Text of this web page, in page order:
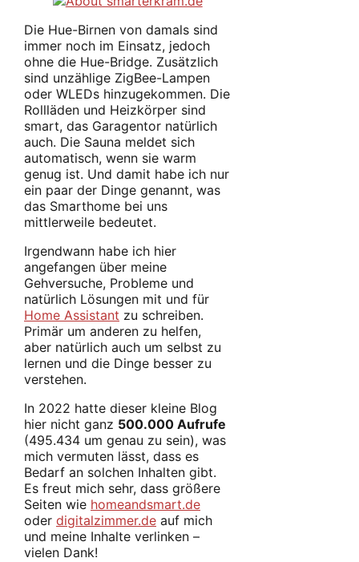
Die Hue-Birnen von damals sind
immer noch im Einsatz, jedoch
ohne die Hue-Bridge. Zusätzlich
sind unzählige ZigBee-Lampen
oder WLEDs hinzugekommen. Die
Rollläden und Heizkörper sind
smart, das Garagentor natürlich
auch. Die Sauna meldet sich
automatisch, wenn sie warm
genug ist. Und damit habe ich nur
ein paar der Dinge genannt, was
das Smarthome bei uns
mittlerweile bedeutet.
Irgendwann habe ich hier
angefangen über meine
Gehversuche, Probleme und
natürlich Lösungen mit und für
Home Assistant zu schreiben.
Primär um anderen zu helfen,
aber natürlich auch um selbst zu
lernen und die Dinge besser zu
verstehen.
In 2022 hatte dieser kleine Blog
hier nicht ganz 500.000 Aufrufe
(495.434 um genau zu sein), was
mich vermuten lässt, dass es
Bedarf an solchen Inhalten gibt.
Es freut mich sehr, dass größere
Seiten wie homeandsmart.de
oder digitalzimmer.de auf mich
und meine Inhalte verlinken –
vielen Dank!